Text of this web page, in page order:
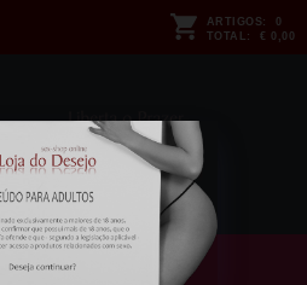
ARTIGOS:
0
TOTAL: € 0,00